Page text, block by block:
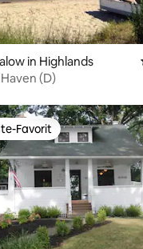
4,77 von 5,
in Highlands
(D)
Favorit
Favorit